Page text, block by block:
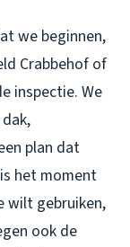
we beginnen,
Crabbehof of
inspectie. We
plan dat
het moment
wilt gebruiken,
ook de